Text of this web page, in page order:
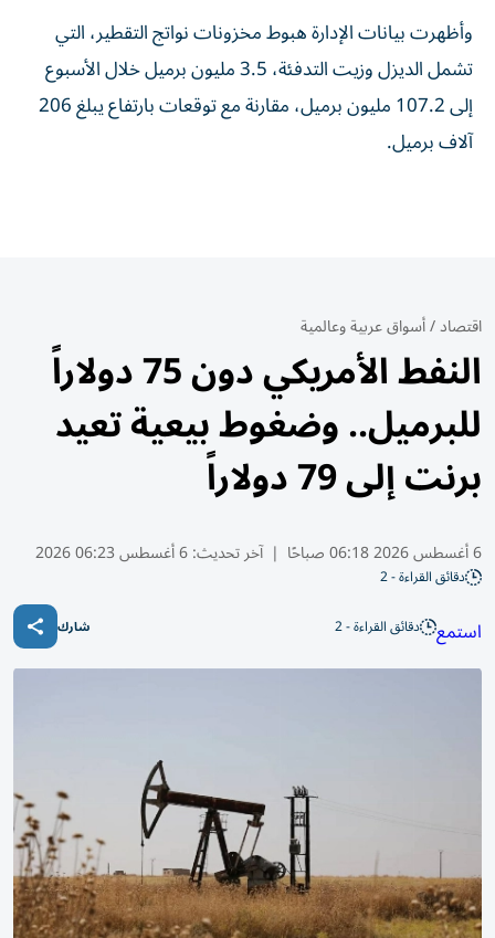
وأظهرت بيانات الإدارة هبوط مخزونات ​نواتج التقطير، التي
تشمل الديزل وزيت التدفئة، 3.5 مليون برميل خلال الأسبوع
إلى 107.2 مليون برميل، مقارنة مع توقعات بارتفاع يبلغ 206
⁠آلاف برميل.
اقتصاد/أسواق عربية وعالمية
النفط الأمريكي دون 75 دولاراً
للبرميل.. وضغوط بيعية تعيد
برنت إلى 79 دولاراً
6 أغسطس 2026 06:18 صباحًا | آخر تحديث:6 أغسطس 06:23 2026
دقائق القراءة - 2
استمع دقائق القراءة - 2 شارك